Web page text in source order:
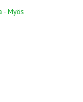
- Myös